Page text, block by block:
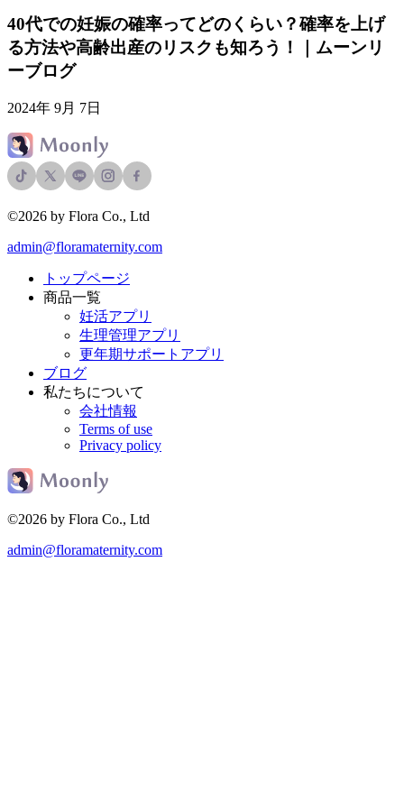
40代での妊娠の確率ってどのくらい？確率を上げ
る方法や高齢出産のリスクも知ろう！｜ムーンリ
ーブログ
2024年 9月 7日
©2026 by Flora Co., Ltd
admin@floramaternity.com
トップページ
商品一覧
妊活アプリ
生理管理アプリ
更年期サポートアプリ
ブログ
私たちについて
会社情報
Terms of use
Privacy policy
©2026 by Flora Co., Ltd
admin@floramaternity.com